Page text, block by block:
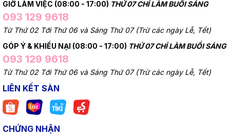
GIỜ LÀM VIỆC (08:00 - 17:00) THỨ 07 CHỈ LÀM BUỔI SÁNG
093 129 9618
Từ Thứ 02 Tới Thứ 06 và Sáng Thứ 07 (Trừ các ngày Lễ, Tết)
GÓP Ý & KHIẾU NẠI (08:00 - 17:00) THỨ 07 CHỈ LÀM BUỔI SÁNG
093 129 9618
Từ Thứ 02 Tới Thứ 06 và Sáng Thứ 07 (Trừ các ngày Lễ, Tết)
LIÊN KẾT SÀN
CHỨNG NHẬN